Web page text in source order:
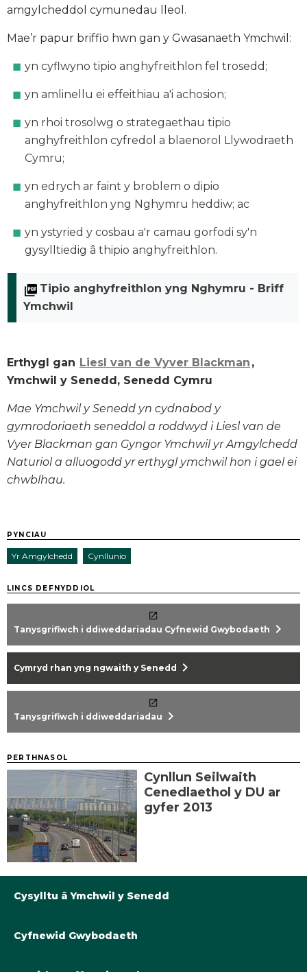
amgylcheddol cymunedau lleol.
Mae’r papur briffio hwn gan y Gwasanaeth Ymchwil:
yn cyflwyno tipio anghyfreithlon fel trosedd;
yn amlinellu ei effeithiau a'i achosion;
yn rhoi trosolwg o strategaethau tipio
anghyfreithlon cyfredol a blaenorol Llywodraeth
Cymru;
yn edrych ar faint y broblem o dipio
anghyfreithlon yng Nghymru heddiw; ac
yn ystyried y cosbau a'r camau gorfodi sy'n
gysylltiedig â thipio anghyfreithlon.
Tipio anghyfreithlon yng Nghymru - Briff
Ymchwil
Erthygl gan Liesl van de Vyver Blackman ,
Ymchwil y Senedd, Senedd Cymru
Mae Ymchwil y Senedd yn cydnabod y
gymrodoriaeth seneddol a roddwyd i Liesl van de
Vyer Blackman gan Gyngor Ymchwil yr Amgylchedd
Naturiol a alluogodd yr erthygl ymchwil hon i gael ei
chwblhau.
PYNCIAU
Yr Amgylchedd Cynllunio
LINCS DEFNYDDIOL
Tanysgrifiwch i ddiweddariadau Cyfnewid Gwybodaeth chevron_right
Cymryd rhan yng ngwaith y Senedd chevron_right
Tanysgrifiwch i ddiweddariadau chevron_right
PERTHNASOL
Cynllun Seilwaith
Cenedlaethol y DU ar
gyfer 2013
Cysylltu â Ymchwil y Senedd
Llyfrgell@Senedd.Cymru
Cyfnewid Gwybodaeth